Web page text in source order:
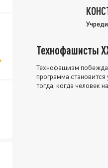
Технофашисты
Технофашизм
программа
тогда, когда человек